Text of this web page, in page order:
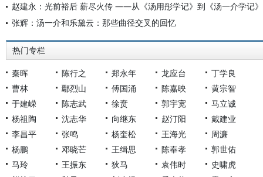
赵建永：光前裕后 薪尽火传 ——从《汤用彤学记》到《汤一介学记》
张辉：汤一介和乐黛云：那些曲径交叉的回忆
热门专栏
秦晖 陈行之 郑永年 龙应台
丁学良
曹林
鄢烈山 傅国涌 陈嘉映
黄宗智
于建嵘
陈志武 徐贲 郭宇宽
马立诚
杨祖陶
沈志华 向继东 赵汀阳
戴建业
李昌平
张鸣 杨奎松 王海光
周濂
杨鹏
邓晓芒 王缉思 陈奉孝
郭世佑
马玲
王振东 狄马 袁伟时
史啸虎